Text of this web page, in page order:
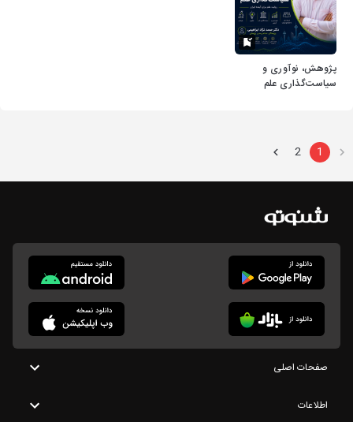
پژوهش، نوآوری و
سیاست‌گذاری علم
1
2
صفحات اصلی
اطلاعات